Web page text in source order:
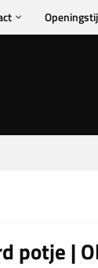
potje |